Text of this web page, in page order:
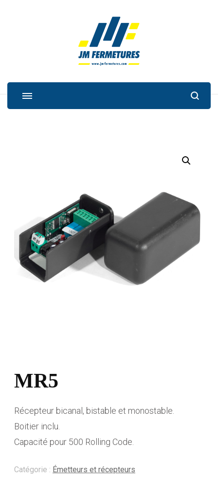
JM Fermetures
MR5
Récepteur bicanal, bistable et monostable.
Boitier inclu.
Capacité pour 500 Rolling Code.
Catégorie : Émetteurs et récepteurs